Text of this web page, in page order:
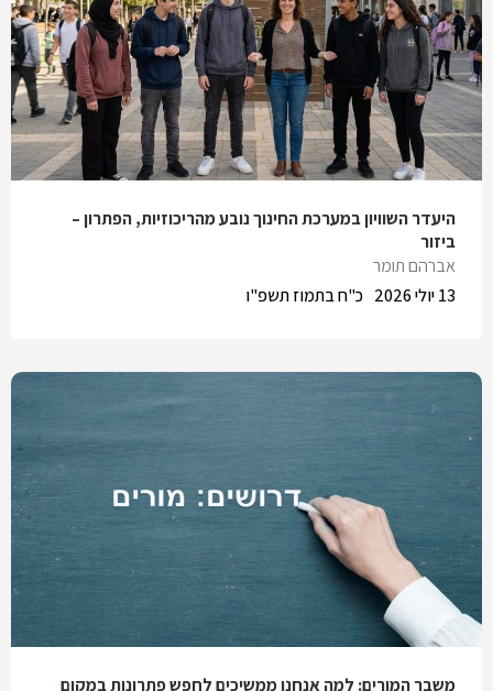
היעדר השוויון במערכת החינוך נובע מהריכוזיות, הפתרון –
ביזור
אברהם תומר
כ"ח בתמוז תשפ"ו
13 יולי 2026
משבר המורים: למה אנחנו ממשיכים לחפש פתרונות במקום